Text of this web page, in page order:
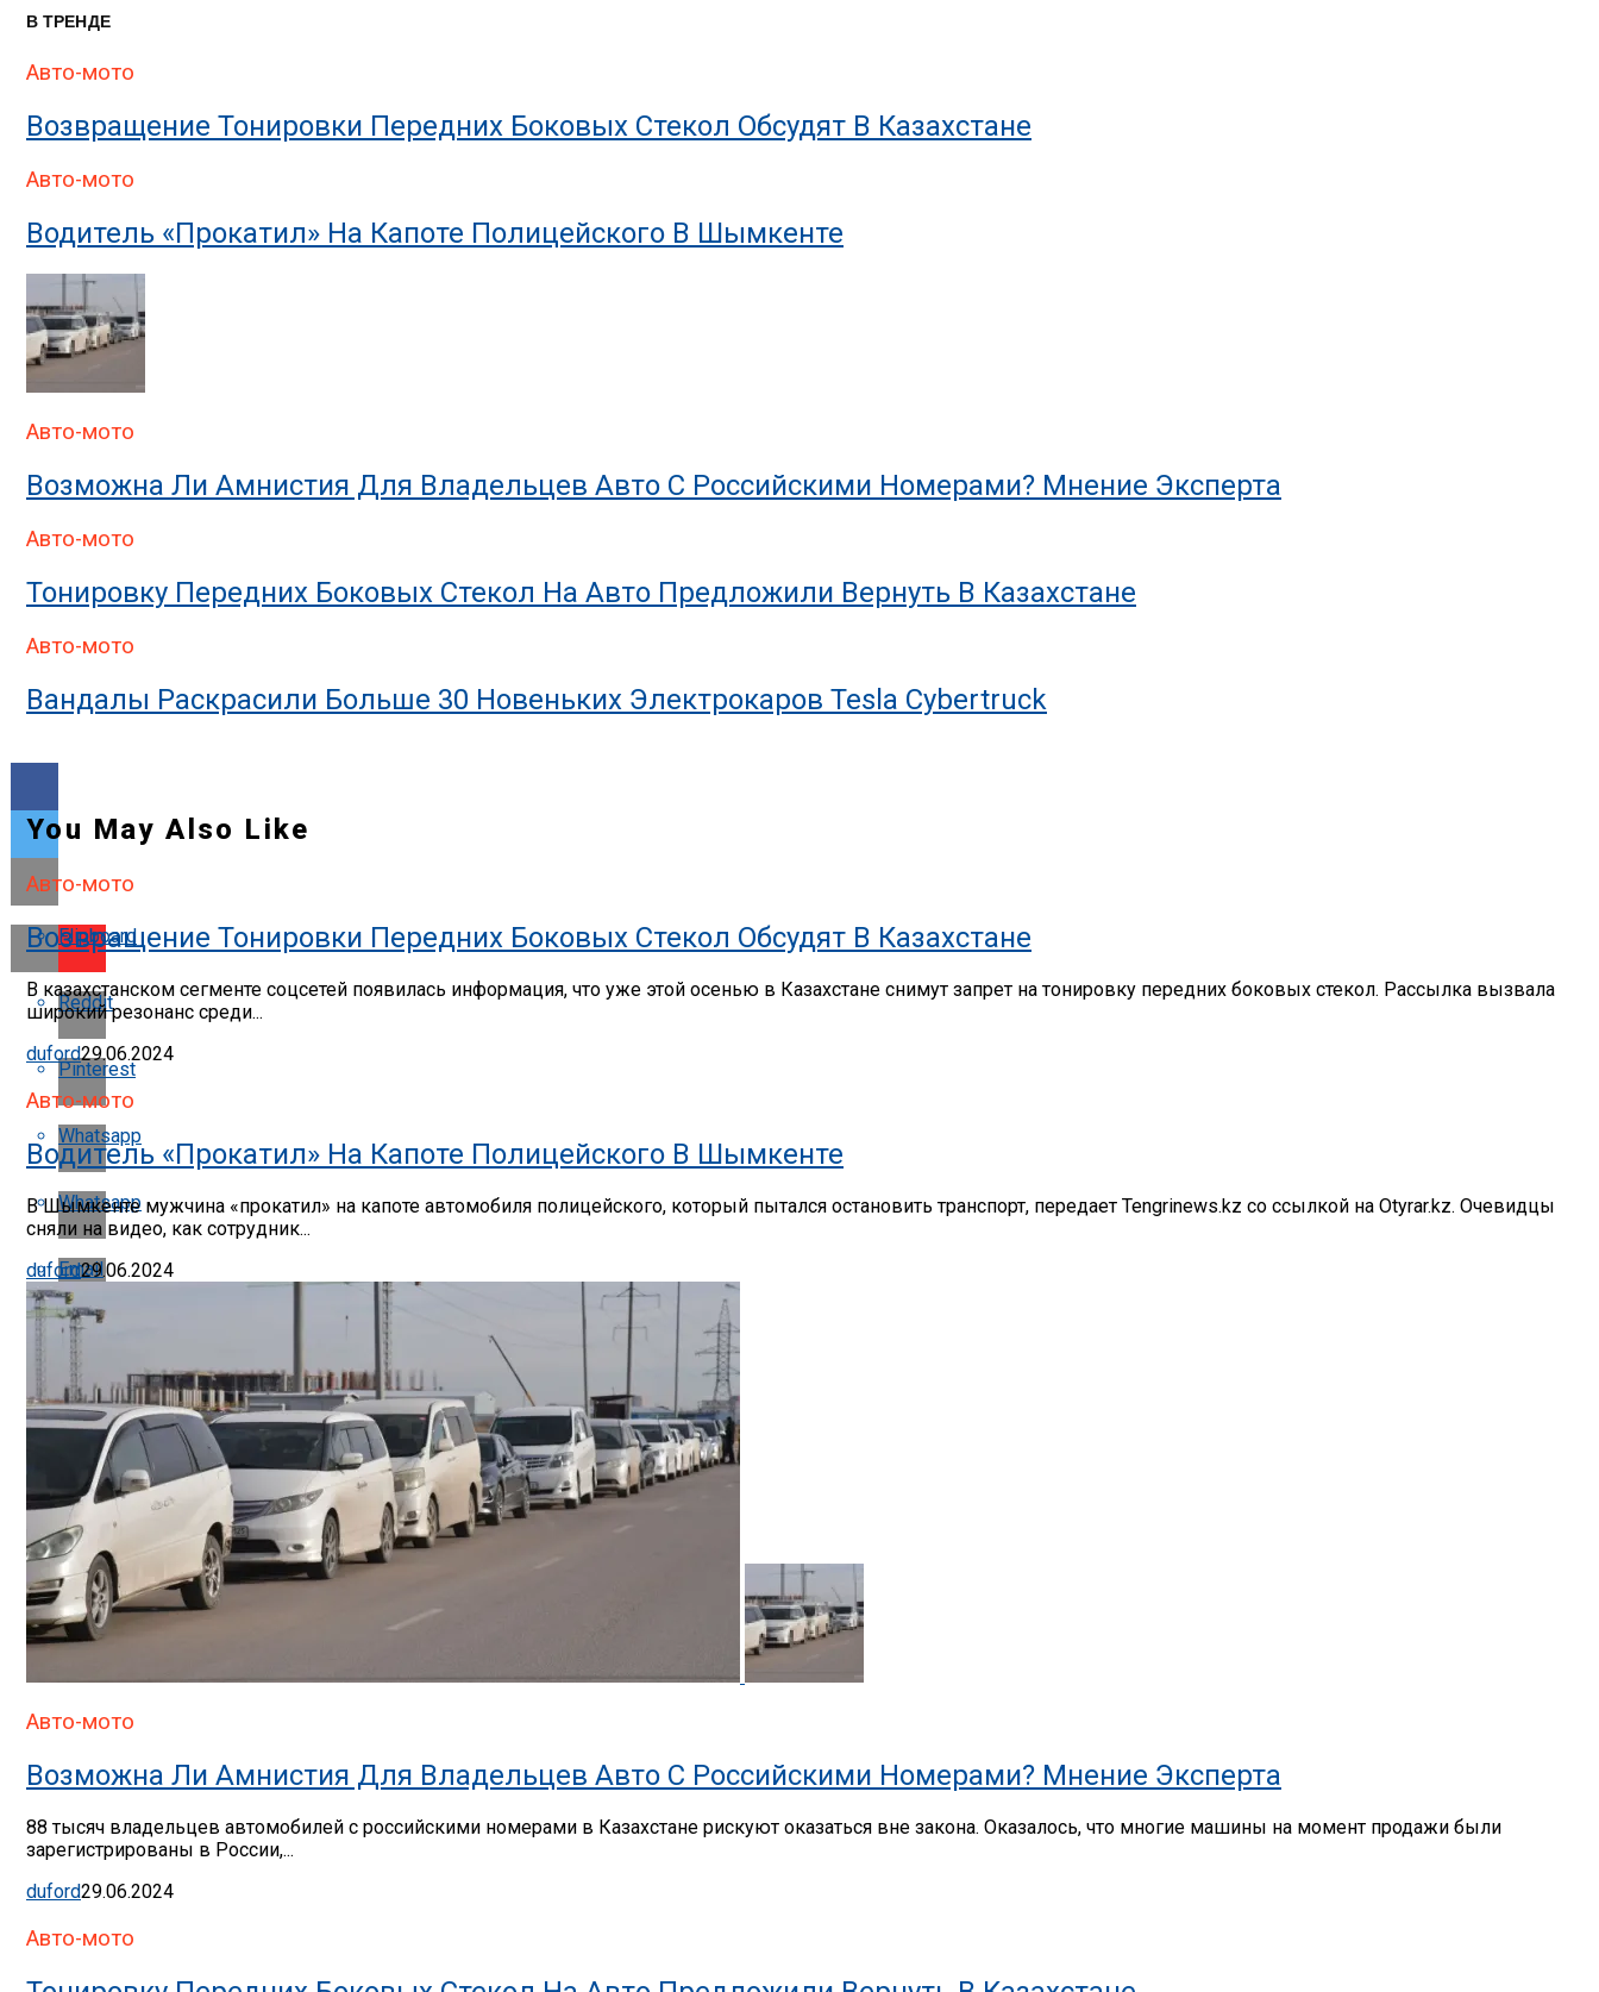
В ТРЕНДЕ
Авто-мото
Возвращение Тонировки Передних Боковых Стекол Обсудят В Казахстане
Авто-мото
Водитель «прокатил» На Капоте Полицейского В Шымкенте
Авто-мото
Возможна Ли Амнистия Для Владельцев Авто С Российскими Номерами? Мнение Эксперта
Авто-мото
Тонировку Передних Боковых Стекол На Авто Предложили Вернуть В Казахстане
Авто-мото
Вандалы Раскрасили Больше 30 Новеньких Электрокаров Tesla Cybertruck
Flipboard
Reddit
Pinterest
Whatsapp
Whatsapp
Email
You May Also Like
Авто-мото
Возвращение Тонировки Передних Боковых Стекол Обсудят В Казахстане
В казахстанском сегменте соцсетей появилась информация, что уже этой осенью в Казахстане снимут запрет на тонировку передних боковых стекол. Рассылка вызвала
широкий резонанс среди...
duford29.06.2024
Авто-мото
Водитель «прокатил» На Капоте Полицейского В Шымкенте
В Шымкенте мужчина «прокатил» на капоте автомобиля полицейского, который пытался остановить транспорт, передает Tengrinews.kz со ссылкой на Otyrar.kz. Очевидцы
сняли на видео, как сотрудник...
duford29.06.2024
Авто-мото
Возможна Ли Амнистия Для Владельцев Авто С Российскими Номерами? Мнение Эксперта
88 тысяч владельцев автомобилей с российскими номерами в Казахстане рискуют оказаться вне закона. Оказалось, что многие машины на момент продажи были
зарегистрированы в России,...
duford29.06.2024
Авто-мото